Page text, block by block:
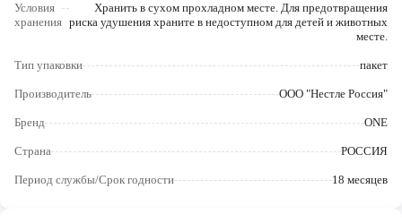
Череповец
Условия
хранения
Хранить в сухом прохладном месте. Для предотвращения
риска удушения храните в недоступном для детей и животных
месте.
Тип упаковки пакет
Производитель ООО "Нестле Россия"
Бренд ONE
Страна РОССИЯ
Период службы/Срок годности 18 месяцев